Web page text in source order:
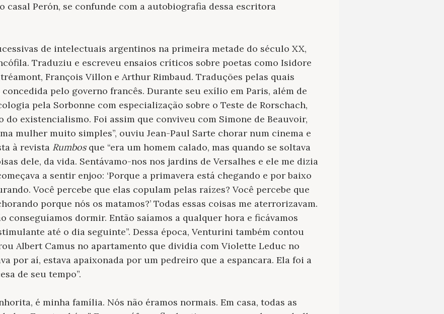
casal Perón, se confunde com a autobiografia dessa escritora
de intelectuais argentinos na primeira metade do século XX,
Traduziu e escreveu ensaios críticos sobre poetas como Isidore
François Villon e Arthur Rimbaud. Traduções pelas quais
pelo governo francês. Durante seu exílio em Paris, além de
pela Sorbonne com especialização sobre o Teste de Rorschach,
do existencialismo. Foi assim que conviveu com Simone de Beauvoir,
mulher muito simples”, ouviu Jean-Paul Sarte chorar num cinema e
à revista Rumbosque “era um homem calado, mas quando se soltava
dele, da vida. Sentávamo-nos nos jardins de Versalhes e ele me dizia
a sentir enjoo: ‘Porque a primavera está chegando e por baixo
Você percebe que elas copulam pelas raízes? Você percebe que
porque nós os matamos?’ Todas essas coisas me aterrorizavam.
conseguíamos dormir. Então saíamos a qualquer hora e ficávamos
até o dia seguinte”. Dessa época, Venturini também contou
Albert Camus no apartamento que dividia com Violette Leduc no
por aí, estava apaixonada por um pedreiro que a espancara. Ela foi a
de seu tempo”.
é minha família. Nós não éramos normais. Em casa, todas as